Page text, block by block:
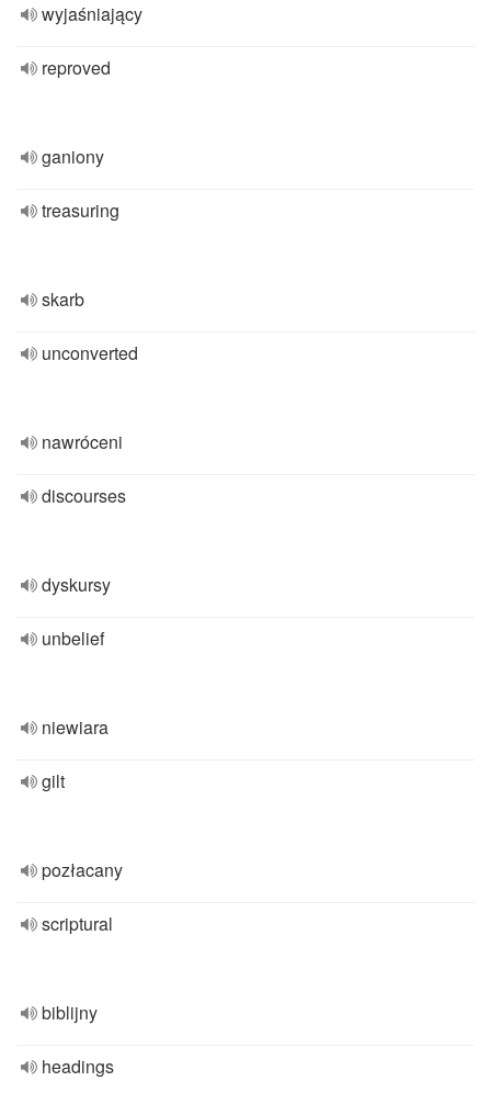
wyjaśniający
reproved
ganiony
treasuring
skarb
unconverted
nawróceni
discourses
dyskursy
unbelief
niewiara
gilt
pozłacany
scriptural
biblijny
headings